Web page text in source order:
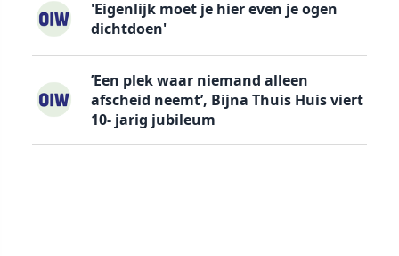
'Eigenlijk moet je hier even je ogen
dichtdoen'
’Een plek waar niemand alleen
afscheid neemt’, Bijna Thuis Huis viert
10- jarig jubileum